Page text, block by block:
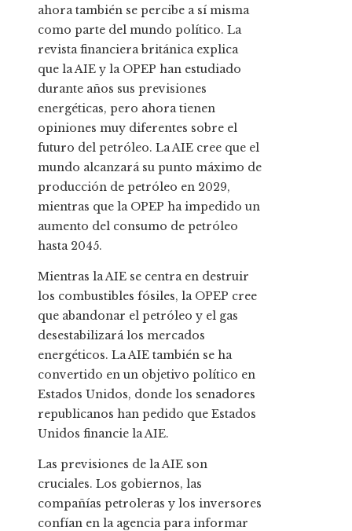
ahora también se percibe a sí misma
como parte del mundo político. La
revista financiera británica explica
que la AIE y la OPEP han estudiado
durante años sus previsiones
energéticas, pero ahora tienen
opiniones muy diferentes sobre el
futuro del petróleo. La AIE cree que el
mundo alcanzará su punto máximo de
producción de petróleo en 2029,
mientras que la OPEP ha impedido un
aumento del consumo de petróleo
hasta 2045.
Mientras la AIE se centra en destruir
los combustibles fósiles, la OPEP cree
que abandonar el petróleo y el gas
desestabilizará los mercados
energéticos. La AIE también se ha
convertido en un objetivo político en
Estados Unidos, donde los senadores
republicanos han pedido que Estados
Unidos financie la AIE.
Las previsiones de la AIE son
cruciales. Los gobiernos, las
compañías petroleras y los inversores
confían en la agencia para informar